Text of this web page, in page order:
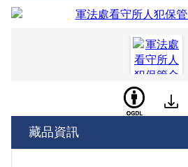
關於我們
藏品資訊